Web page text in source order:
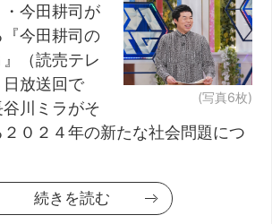
(写真6枚)
今田耕司が
今田耕司の
（読売テレ
放送回で
川ミラがそ
０２４年の新たな社会問題につ
続きを読む